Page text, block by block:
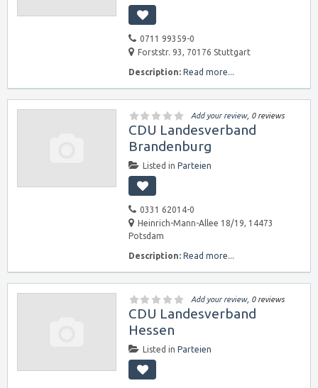
0711 99359-0
Forststr. 93, 70176 Stuttgart
Description: Read more...
Add your review, 0 reviews
CDU Landesverband
Brandenburg
Listed in Parteien
0331 62014-0
Heinrich-Mann-Allee 18/19, 14473
Potsdam
Description: Read more...
Add your review, 0 reviews
CDU Landesverband
Hessen
Listed in Parteien